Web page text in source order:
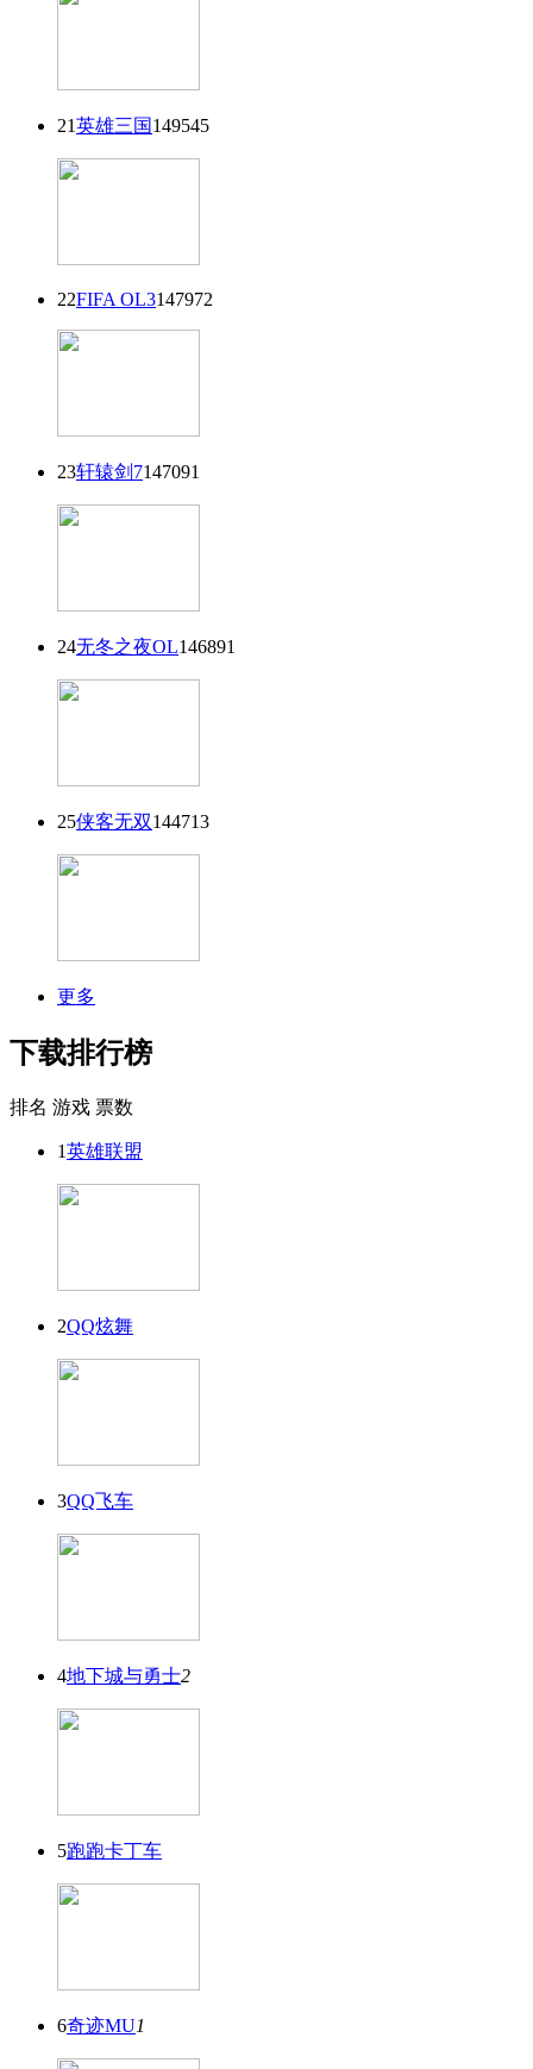
21英雄三国149545
22FIFA OL3147972
23轩辕剑7147091
24无冬之夜OL146891
25侠客无双144713
更多
下载排行榜
排名 游戏 票数
1英雄联盟
2QQ炫舞
3QQ飞车
4地下城与勇士2
5跑跑卡丁车
6奇迹MU1